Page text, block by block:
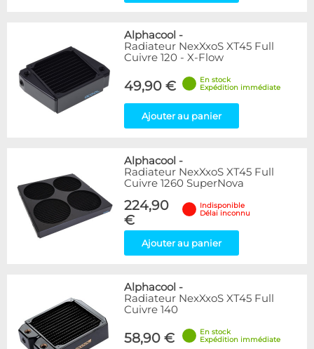
Alphacool -
Radiateur NexXxoS XT45 Full
Cuivre 120 - X-Flow
49,90 €
En stock
Expédition immédiate
Ajouter au panier
Alphacool -
Radiateur NexXxoS XT45 Full
Cuivre 1260 SuperNova
224,90
€
Indisponible
Délai inconnu
Ajouter au panier
Alphacool -
Radiateur NexXxoS XT45 Full
Cuivre 140
58,90 €
En stock
Expédition immédiate